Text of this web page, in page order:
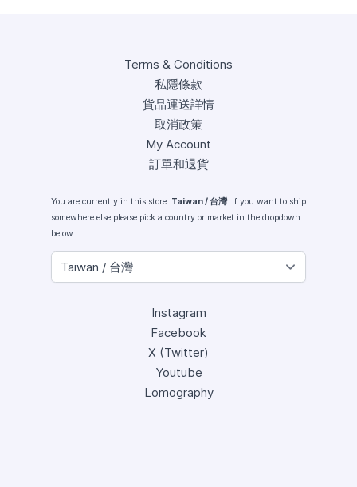
Terms & Conditions
私隱條款
貨品運送詳情
取消政策
My Account
訂單和退貨
You are currently in this store: Taiwan / 台灣. If you want to ship
somewhere else please pick a country or market in the dropdown
below.
Instagram
Facebook
X (Twitter)
Youtube
Lomography